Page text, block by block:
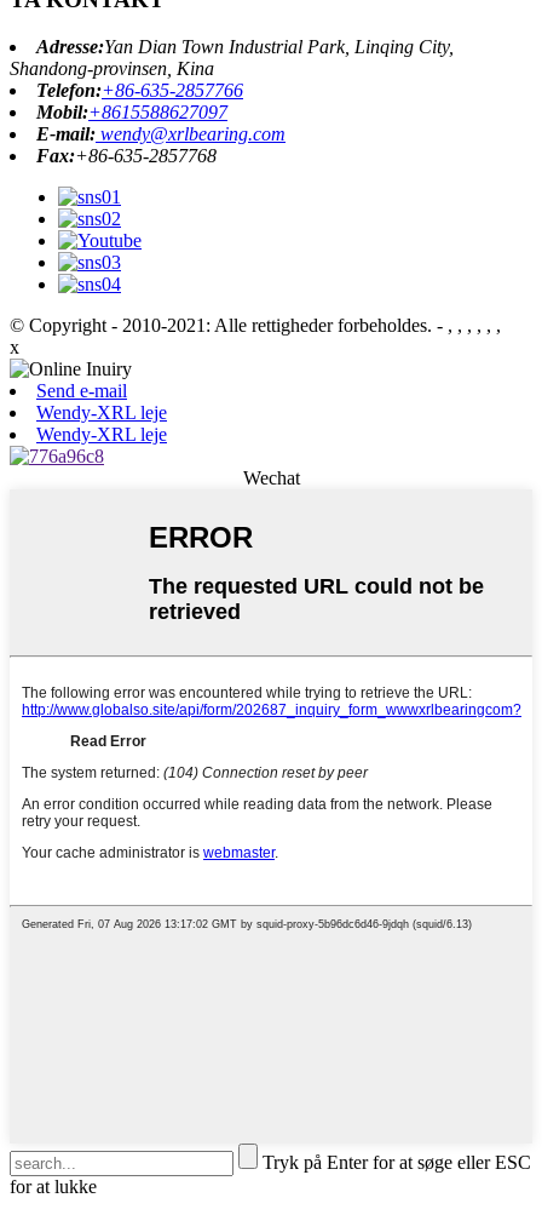
Adresse:Yan Dian Town Industrial Park, Linqing City,
Shandong-provinsen, Kina
Telefon:+86-635-2857766
Mobil:+8615588627097
E-mail: wendy@xrlbearing.com
Fax:+86-635-2857768
© Copyright - 2010-2021: Alle rettigheder forbeholdes. - , , , , , ,
x
Send e-mail
Wendy-XRL leje
Wendy-XRL leje
Wechat
Tryk på Enter for at søge eller ESC
for at lukke